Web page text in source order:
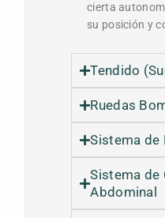
cierta
su posición y
Tendido
Ruedas
Sistema de
Sistema de
Abdominal